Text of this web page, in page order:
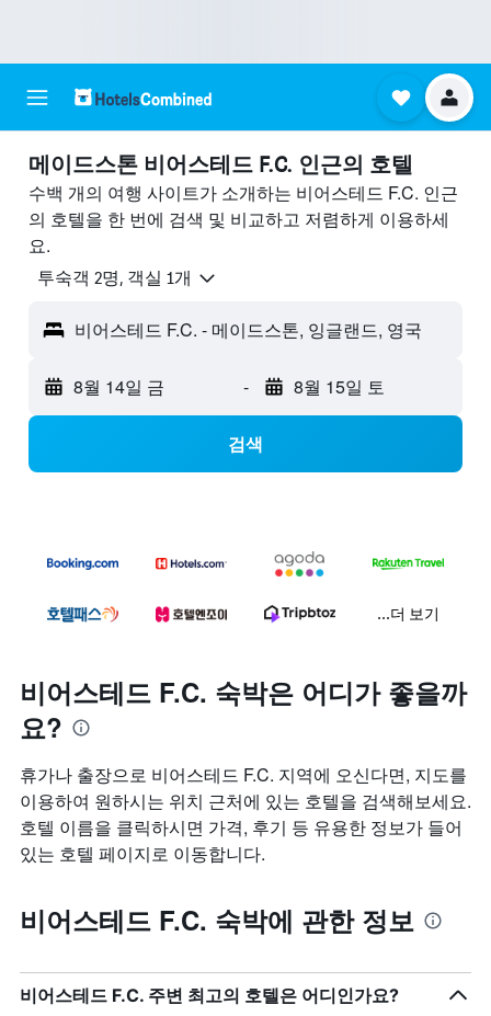
메이드스톤 비어스테드 F.C. ​인근의 호텔
수백 개의 여행 사이트가 소개하는 비어스테드 F.C. 인근
의 호텔을 한 번에 검색 및 비교하고 저렴하게 이용하세
요.
​투숙객 2​명, ​객실 1개
비어스테드 F.C. - 메이드스톤, 잉글랜드, 영국
8월 14일 금 - 8월 15일 토
검색
...더 보기
비어스테드 F.C. 숙박은 어디가 좋을까
요?
휴가나 출장으로 비어스테드 F.C. 지역에 오신다면, 지도를
이용하여 원하시는 위치 근처에 있는 호텔을 검색해보세요.
호텔 이름을 클릭하시면 가격, 후기 등 유용한 정보가 들어
있는 호텔 페이지로 이동합니다.
비어스테드 F.C. 숙박에 관한 정보
비어스테드 F.C. 주변 최고의 호텔은 어디인가요?